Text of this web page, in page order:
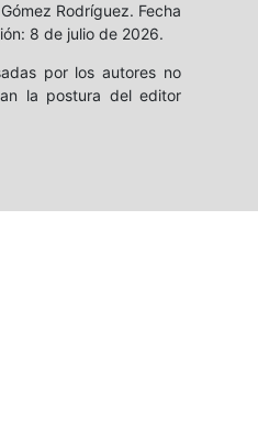
Rodríguez. Fecha
8 de julio de 2026.
por los autores no
la postura del editor